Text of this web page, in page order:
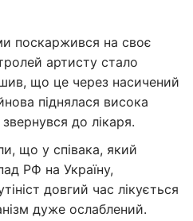
поскаржився на своє
артисту стало
що це через насичений
піднялася висока
до лікаря.
що у співака, який
РФ на Україну,
довгий час лікується
дуже ослаблений.